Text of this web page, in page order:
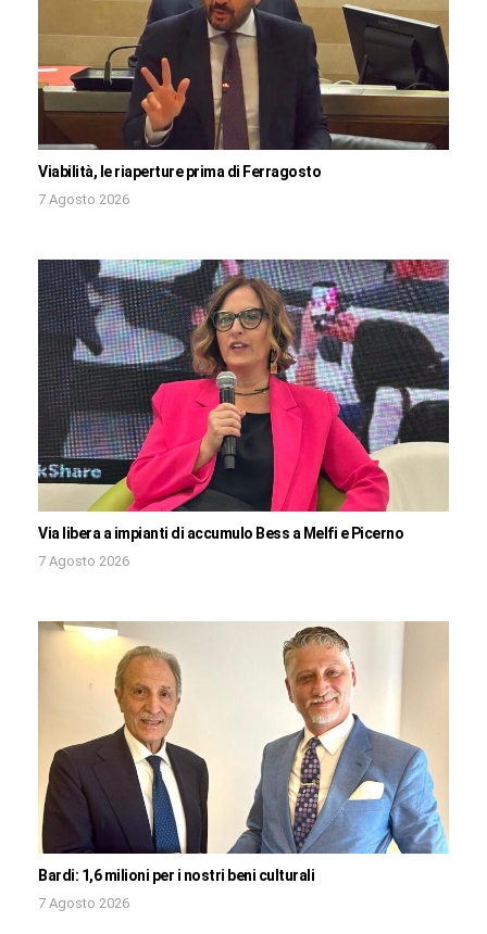
Viabilità, le riaperture prima di Ferragosto
7 Agosto 2026
Via libera a impianti di accumulo Bess a Melfi e Picerno
7 Agosto 2026
Bardi: 1,6 milioni per i nostri beni culturali
7 Agosto 2026